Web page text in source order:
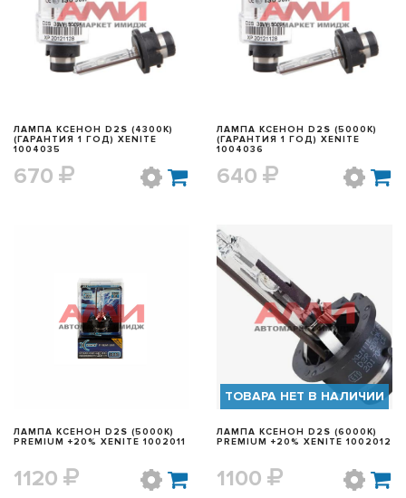
БЫСТРЫЙ ПРОСМОТР
ЛАМПА КСЕНОН D2S (4300K)
(ГАРАНТИЯ 1 ГОД) XENITE
1004035
670
БЫСТРЫЙ ПРОСМОТР
ЛАМПА КСЕНОН D2S (5000K)
(ГАРАНТИЯ 1 ГОД) XENITE
1004036
640
БЫСТРЫЙ ПРОСМОТР
ЛАМПА КСЕНОН D2S (5000K)
PREMIUM +20% XENITE 1002011
1120
БЫСТРЫЙ ПРОСМОТР
ТОВАРА НЕТ В НАЛИЧИИ
ЛАМПА КСЕНОН D2S (6000K)
PREMIUM +20% XENITE 1002012
1100